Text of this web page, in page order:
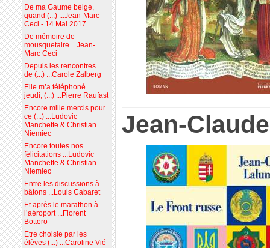
Jean-
De ma Gaume belge,
quand (...) ...Jean-Marc
Ceci - 14 Mai 2017
De mémoire de
mousquetaire... Jean-
Marc Ceci
Depuis les rencontres
de (...) ...Carole Zalberg
Elle m’a téléphoné
jeudi, (...) ...Pierre Raufast
Encore mille mercis pour
ce (...) ...Ludovic
Manchette & Christian
Niemiec
Encore toutes nos
félicitations ...Ludovic
Manchette & Christian
Niemiec
Entre les discussions à
bâtons ...Louis Cabaret
Et après le marathon à
l’aéroport ...Florent
Bottero
Etre choisie par les
élèves (...) ...Caroline Vié